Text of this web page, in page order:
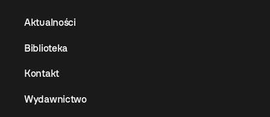
Aktualności
Biblioteka
Kontakt
Wydawnictwo